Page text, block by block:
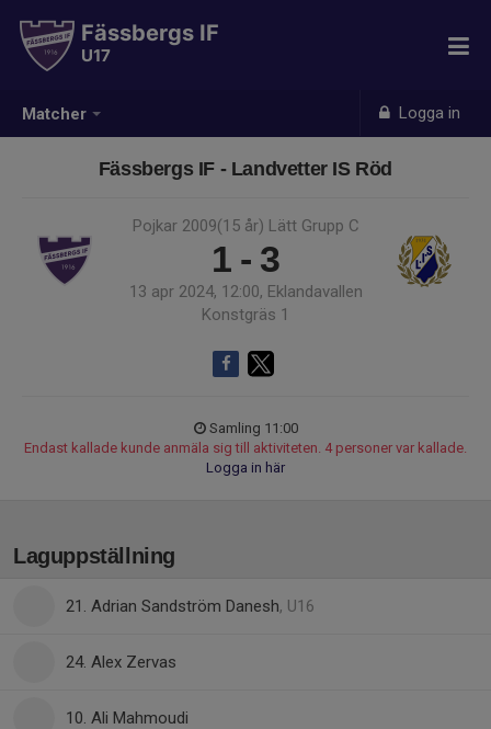
Matcher Logga in
Fässbergs IF
U17
Fässbergs IF - Landvetter IS Röd
Pojkar 2009(15 år) Lätt Grupp C
1 - 3
13 apr 2024, 12:00, Eklandavallen
Konstgräs 1
Samling 11:00
Endast kallade kunde anmäla sig till aktiviteten. 4 personer var kallade.
Logga in här
Laguppställning
21. Adrian Sandström Danesh, U16
24. Alex Zervas
10. Ali Mahmoudi